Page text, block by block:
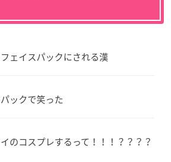
ェイスパックにされる漢
ックで笑った
のコスプレするって！！！？？？？